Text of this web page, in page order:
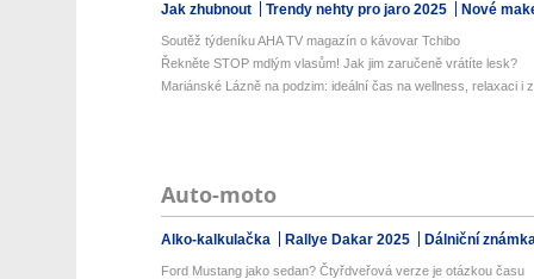
Jak zhubnout Trendy nehty pro jaro 2025 Nové
Soutěž týdeníku AHA TV magazín o kávovar Tchibo
Řekněte STOP mdlým vlasům! Jak jim zaručeně vrátíte lesk?
Mariánské Lázně na podzim: ideální čas na wellness, relaxaci i
Auto-moto
Alko-kalkulačka Rallye Dakar 2025 Dálniční
Ford Mustang jako sedan? Čtyřdveřová verze je otázkou času